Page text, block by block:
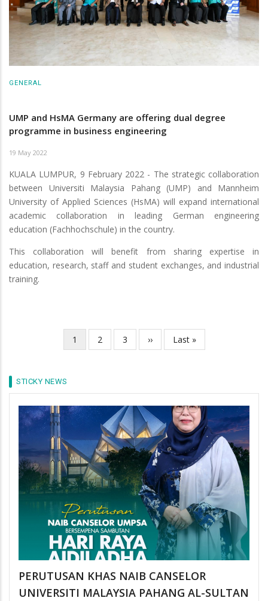
GENERAL
UMP and HsMA Germany are offering dual degree
programme in business engineering
19 May 2022
KUALA LUMPUR, 9 February 2022 - The strategic collaboration
between Universiti Malaysia Pahang (UMP) and Mannheim
University of Applied Sciences (HsMA) will expand international
academic collaboration in leading German engineering
education (Fachhochschule) in the country.
This collaboration will benefit from sharing expertise in
education, research, staff and student exchanges, and industrial
training.
Current
page
1 Page
2 Page
3
Next
page
››
Last
page
Last »
STICKY NEWS
PERUTUSAN KHAS NAIB CANSELOR
UNIVERSITI MALAYSIA PAHANG AL-SULTAN